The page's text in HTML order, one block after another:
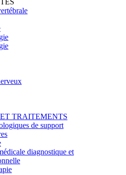
TRAITEMENTS
de support
diagnostique et